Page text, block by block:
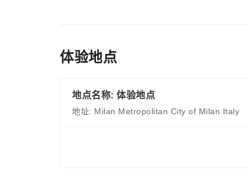
体验地点
地点名称: 体验地点
地址: Milan Metropolitan City of Milan Italy